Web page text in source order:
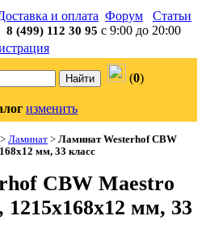
и оплата Форум
Статьи
8 (499) 112 30 95 с 9:00 до 20:00
(0)
изменить
> Ламинат > Ламинат Westerhof CBW
мм, 33 класс
CBW Maestro
мм, 33